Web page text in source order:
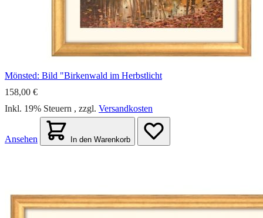
Mönsted: Bild "Birkenwald im Herbstlicht
158,00 €
Inkl. 19% Steuern , zzgl. Versandkosten
Ansehen In den Warenkorb